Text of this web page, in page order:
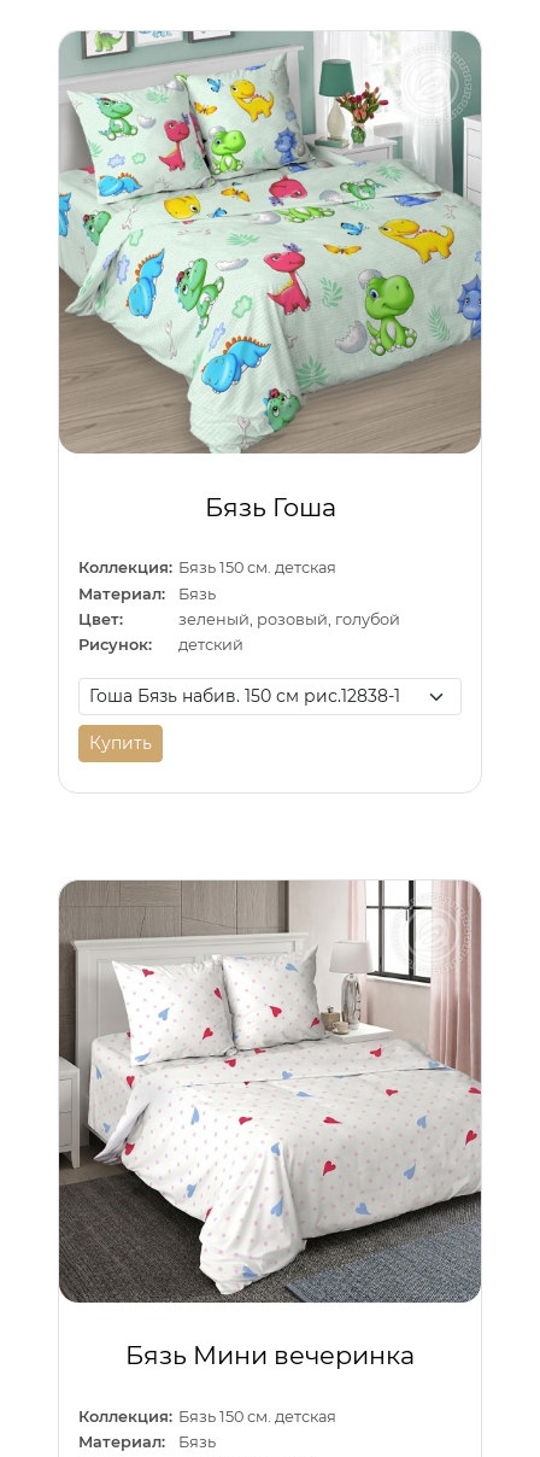
Бязь Гоша
Коллекция: Бязь 150 см. детская
Материал:
Бязь
Цвет:
зеленый, розовый, голубой
Рисунок:
детский
Купить
Бязь Мини вечеринка
Коллекция: Бязь 150 см. детская
Материал:
Бязь